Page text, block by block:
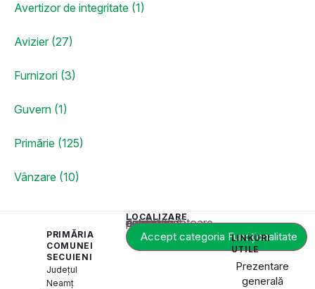
Avertizor de integritate (1)
Avizier (27)
Furnizori (3)
Guvern (1)
Primărie (125)
Vânzare (10)
PRIMĂRIA
COMUNEI
SECUIENI
Județul
Neamț
LOCALIZARE
Acest conținut este blocat până când acceptați categoria corespunzătoare de cookie-uri.
Accept categoria Funcționalitate
LINKURI
UTILE
Prezentare
generală